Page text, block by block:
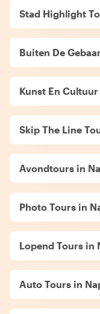
Stad Highlight
Buiten De
Kunst En
Skip The Line
Avondtours in
Photo Tours in
Lopend Tours in
Auto Tours in